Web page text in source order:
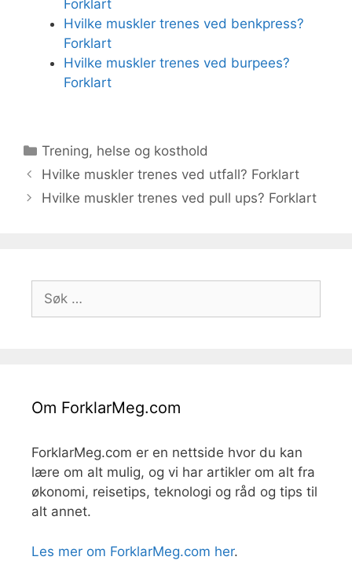
Forklart
Hvilke muskler trenes ved benkpress?
Forklart
Hvilke muskler trenes ved burpees?
Forklart
Kategorier
Trening, helse og kosthold
Hvilke muskler trenes ved utfall? Forklart
Hvilke muskler trenes ved pull ups? Forklart
Søk
etter:
Om ForklarMeg.com
ForklarMeg.com er en nettside hvor du kan
lære om alt mulig, og vi har artikler om alt fra
økonomi, reisetips, teknologi og råd og tips til
alt annet.
Les mer om ForklarMeg.com her.